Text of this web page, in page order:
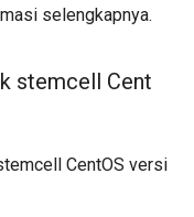
selengkapnya.
stemcell Cent
CentOS versi